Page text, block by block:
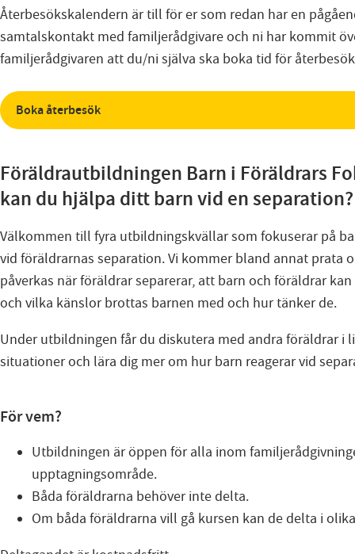
Återbesökskalendern är till för er som redan har en
samtalskontakt med familjerådgivare och ni har kommit
familjerådgivaren att du/ni själva ska boka tid för
Boka återbesök
Föräldrautbildningen Barn i Föräldrars
kan du hjälpa ditt barn vid en separation?
Välkommen till fyra utbildningskvällar som fokuserar på
vid föräldrarnas separation. Vi kommer bland annat prata
påverkas när föräldrar separerar, att barn och föräldrar
och vilka känslor brottas barnen med och hur tänker de.
Under utbildningen får du diskutera med andra föräldrar i
situationer och lära dig mer om hur barn reagerar vid
För vem?
Utbildningen är öppen för alla inom
upptagningsområde.
Båda föräldrarna behöver inte delta.
Om båda föräldrarna vill gå kursen kan de delta i